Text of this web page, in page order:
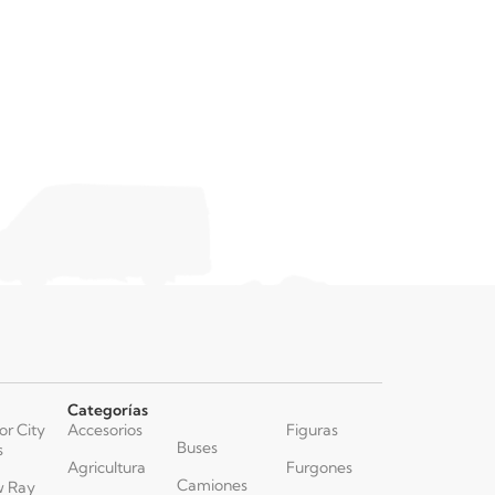
City
Ray
Categorías
Accesorios
Agricultura
Buses
Camiones
Figuras
Furgones